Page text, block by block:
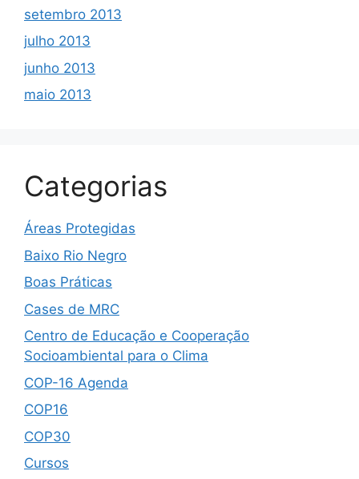
setembro 2013
julho 2013
junho 2013
maio 2013
Categorias
Áreas Protegidas
Baixo Rio Negro
Boas Práticas
Cases de MRC
Centro de Educação e Cooperação
Socioambiental para o Clima
COP-16 Agenda
COP16
COP30
Cursos